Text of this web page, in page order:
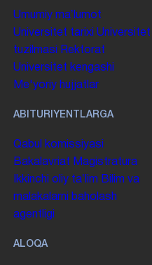
Umumiy maʼlumot
Universitet tarixi Universitet
tuzilmasi
Rektorat
Universitet kengashi
Me'yoriy hujjatlar
ABITURIYENTLARGA
Qabul komissiyasi
Bakalavriat Magistratura
Ikkinchi oliy taʼlim Bilim va
malakalarni baholash
agentligi
ALOQA